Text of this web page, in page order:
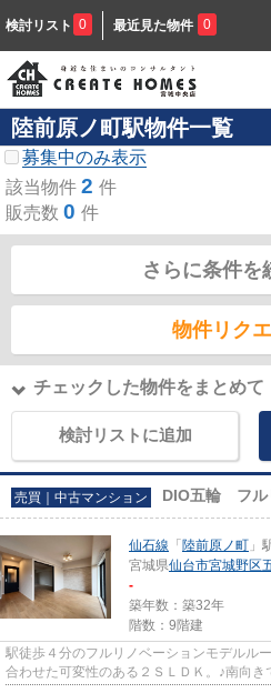
検討リスト 0 最近見た物件 0
陸前原ノ町駅物件一覧
募集中のみ表示
該当物件 2 件
販売数 0 件
さらに条件を
物件リク
チェックした物件をまとめて
検討リストに追加
売買｜中古マンション DIO五輪 フル
仙石線 「 陸前原ノ町 」
宮城県仙台市宮城野区
-
築年数：築32年
階数：9階建
駅徒歩４分のフルリノベーションモデルル
合わせた可変性のある２ＳＬＤＫ。♪南向き